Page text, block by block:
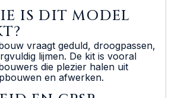
IS DIT MODEL
vraagt geduld, droogpassen,
lijmen. De kit is vooral
die plezier halen uit
en afwerken.